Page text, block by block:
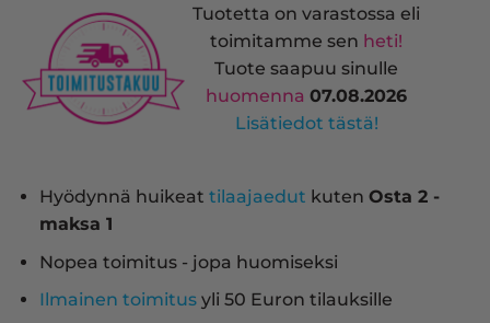
Tuotetta on varastossa eli
toimitamme sen heti!
Tuote saapuu sinulle
huomenna07.08.2026
Lisätiedot tästä!
Hyödynnä huikeat tilaajaedut kuten Osta 2 -
maksa 1
Nopea toimitus - jopa huomiseksi
Ilmainen toimitusyli 50 Euron tilauksille